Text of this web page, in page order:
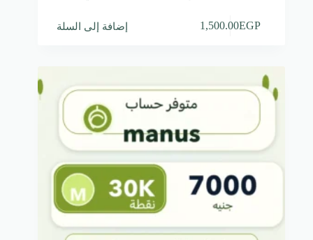
1,500.00EGP إضافة إلى السلة